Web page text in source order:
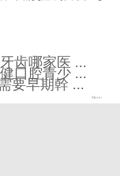
齿哪家医 ...
口腔青少 ...
要早期幹 ...
More+